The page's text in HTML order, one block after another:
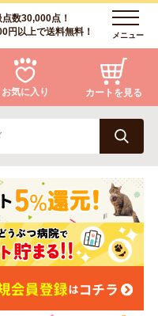
数30,000点！
円以上で送料無料！
メニュー
猫
アクア・爬虫類・昆虫
キャットフード
お気に入り カートを見る